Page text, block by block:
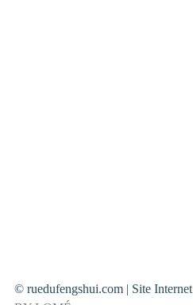
© ruedufengshui.com | Site